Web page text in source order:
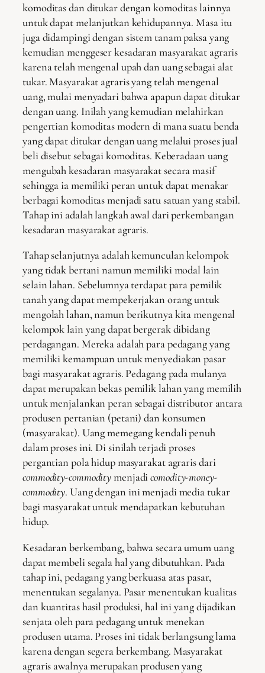
komoditas dan ditukar dengan komoditas lainnya
untuk dapat melanjutkan kehidupannya. Masa itu
juga didampingi dengan sistem tanam paksa yang
kemudian menggeser kesadaran masyarakat agraris
karena telah mengenal upah dan uang sebagai alat
tukar. Masyarakat agraris yang telah mengenal
uang, mulai menyadari bahwa apapun dapat ditukar
dengan uang. Inilah yang kemudian melahirkan
pengertian komoditas modern di mana suatu benda
yang dapat ditukar dengan uang melalui proses jual
beli disebut sebagai komoditas. Keberadaan uang
mengubah kesadaran masyarakat secara masif
sehingga ia memiliki peran untuk dapat menakar
berbagai komoditas menjadi satu satuan yang stabil.
Tahap ini adalah langkah awal dari perkembangan
kesadaran masyarakat agraris.
Tahap selanjutnya adalah kemunculan kelompok
yang tidak bertani namun memiliki modal lain
selain lahan. Sebelumnya terdapat para pemilik
tanah yang dapat mempekerjakan orang untuk
mengolah lahan, namun berikutnya kita mengenal
kelompok lain yang dapat bergerak dibidang
perdagangan. Mereka adalah para pedagang yang
memiliki kemampuan untuk menyediakan pasar
bagi masyarakat agraris. Pedagang pada mulanya
dapat merupakan bekas pemilik lahan yang memilih
untuk menjalankan peran sebagai distributor antara
produsen pertanian (petani) dan konsumen
(masyarakat). Uang memegang kendali penuh
dalam proses ini. Di sinilah terjadi proses
pergantian pola hidup masyarakat agraris dari
commodity-commoditymenjadicomodity-money-
commodity. Uang dengan ini menjadi media tukar
bagi masyarakat untuk mendapatkan kebutuhan
hidup.
Kesadaran berkembang, bahwa secara umum uang
dapat membeli segala hal yang dibutuhkan. Pada
tahap ini, pedagang yang berkuasa atas pasar,
menentukan segalanya. Pasar menentukan kualitas
dan kuantitas hasil produksi, hal ini yang dijadikan
senjata oleh para pedagang untuk menekan
produsen utama. Proses ini tidak berlangsung lama
karena dengan segera berkembang. Masyarakat
agraris awalnya merupakan produsen yang